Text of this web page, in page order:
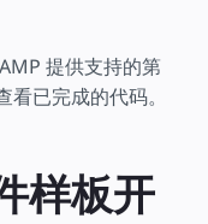
提供支持的第
看已完成的代码。
样板开